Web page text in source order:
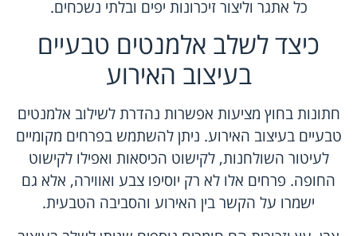
כל אתגר וליצור זיכרונות יפים ובלתי נשכחים.
כיצד לשלב אלמנטים טבעיים
בעיצוב האירוע
חתונות בחוץ מציעות אפשרות נהדרת לשילוב אלמנטים
טבעיים בעיצוב האירוע. ניתן להשתמש בפרחים מקומיים
לעיטור השולחנות, לקישוט הכיסאות ואפילו לקישוט
החופה. פרחים אלו לא רק יוסיפו צבע ואווירה, אלא גם
ישמרו על הקשר בין האירוע והסביבה הטבעית.